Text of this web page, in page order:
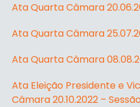
Ata Quarta Câmara
Ata Quarta Câmara
Ata Quarta Câmara
Ata Eleição Presidente e
Câmara 20.10.2022 –